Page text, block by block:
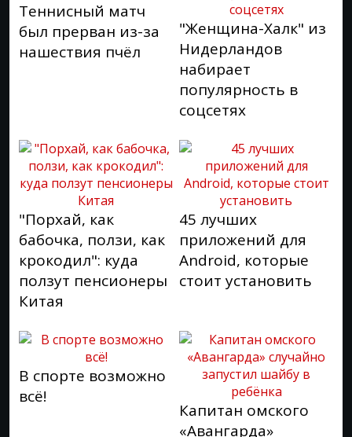
Теннисный матч
был прерван из-за
нашествия пчёл
"Женщина-Халк" из
Нидерландов
набирает
популярность в
соцсетях
"Порхай, как
бабочка, ползи, как
крокодил": куда
ползут пенсионеры
Китая
45 лучших
приложений для
Android, которые
стоит установить
В спорте возможно
всё!
Капитан омского
«Авангарда»